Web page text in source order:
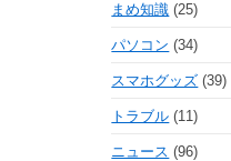
まめ知識 (25)
パソコン (34)
スマホグッズ (39)
トラブル (11)
ニュース (96)